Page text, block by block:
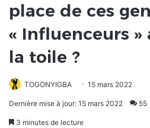
place de ces
« Influenceurs »
la toile ?
TOGONYIGBA 15 mars 2022
Dernière mise à jour: 15 mars 2022 55
3 minutes de lecture